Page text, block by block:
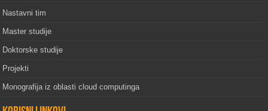
Nastavni tim
Master studije
Doktorske studije
Projekti
Monografija iz oblasti cloud computinga